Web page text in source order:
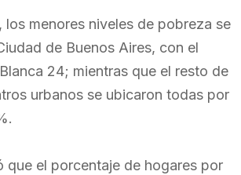
los menores niveles de pobreza se
de Buenos Aires, con el
24; mientras que el resto de
urbanos se ubicaron todas por
que el porcentaje de hogares por